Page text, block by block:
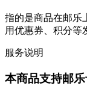
指的是商品在邮乐
用优惠券、积分等
服务说明
本商品支持邮